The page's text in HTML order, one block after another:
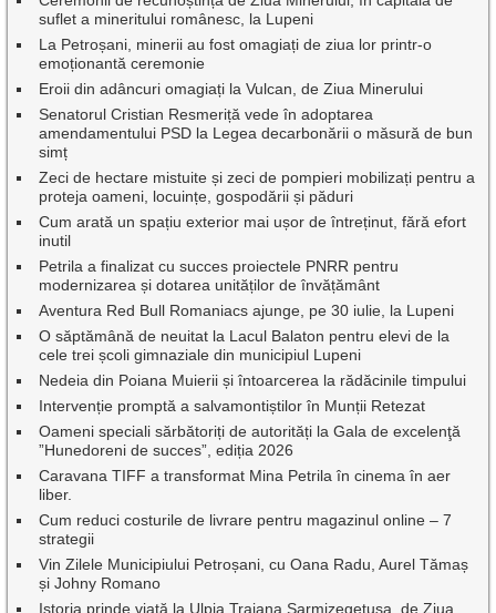
suflet a mineritului românesc, la Lupeni
La Petroșani, minerii au fost omagiați de ziua lor printr-o
emoționantă ceremonie
Eroii din adâncuri omagiați la Vulcan, de Ziua Minerului
Senatorul Cristian Resmeriță vede în adoptarea
amendamentului PSD la Legea decarbonării o măsură de bun
simț
Zeci de hectare mistuite și zeci de pompieri mobilizați pentru a
proteja oameni, locuințe, gospodării și păduri
Cum arată un spațiu exterior mai ușor de întreținut, fără efort
inutil
Petrila a finalizat cu succes proiectele PNRR pentru
modernizarea și dotarea unităților de învățământ
Aventura Red Bull Romaniacs ajunge, pe 30 iulie, la Lupeni
O săptămână de neuitat la Lacul Balaton pentru elevi de la
cele trei școli gimnaziale din municipiul Lupeni
Nedeia din Poiana Muierii și întoarcerea la rădăcinile timpului
Intervenție promptă a salvamontiștilor în Munții Retezat
Oameni speciali sărbătoriți de autorități la Gala de excelenţă
”Hunedoreni de succes”, ediția 2026
Caravana TIFF a transformat Mina Petrila în cinema în aer
liber.
Cum reduci costurile de livrare pentru magazinul online – 7
strategii
Vin Zilele Municipiului Petroșani, cu Oana Radu, Aurel Tămaș
și Johny Romano
Istoria prinde viață la Ulpia Traiana Sarmizegetusa, de Ziua